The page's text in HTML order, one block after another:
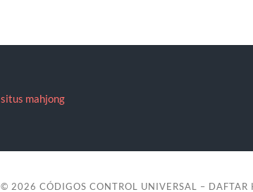
situs mahjong
© 2026 CÓDIGOS CONTROL UNIVERSAL – DAFTAR